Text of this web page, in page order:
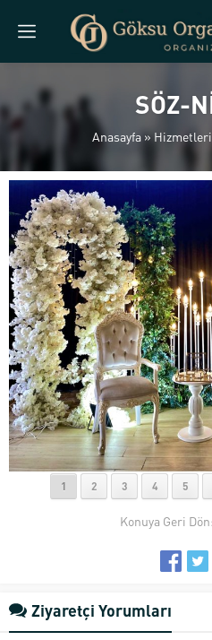
SÖZ-
Anasayfa »
1 2 3 4 5
Konuya Geri Dön:
Ziyaretçi Yorumları